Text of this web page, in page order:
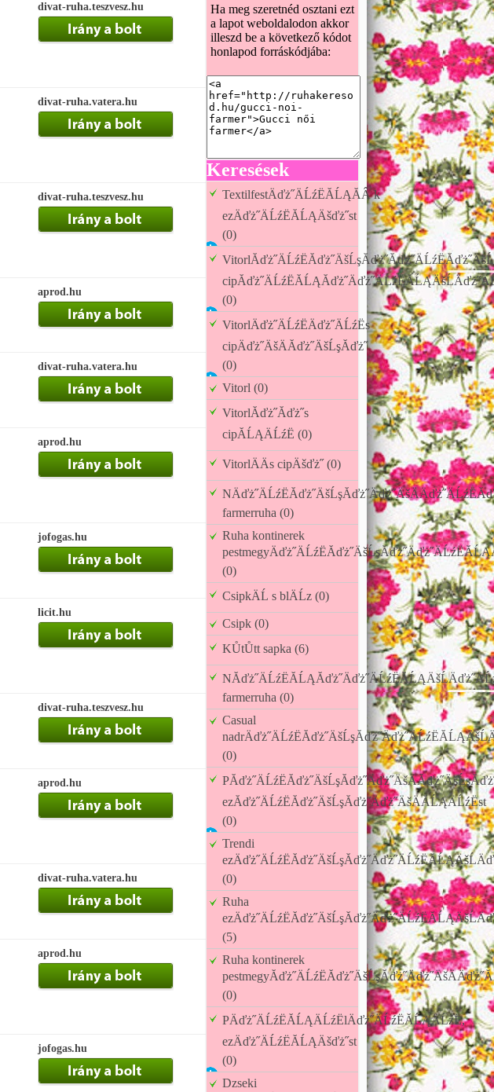
divat-ruha.teszvesz.hu
divat-ruha.vatera.hu
divat-ruha.teszvesz.hu
aprod.hu
divat-ruha.vatera.hu
aprod.hu
jofogas.hu
licit.hu
divat-ruha.teszvesz.hu
aprod.hu
divat-ruha.vatera.hu
aprod.hu
jofogas.hu
Ha meg szeretnéd osztani ezt
a lapot weboldalodon akkor
illeszd be a következő kódot
honlapod forráskódjába:
Keresések
TextilfestÄďż˝ÄĹźËĂĹĄĂÂ k
ezÄďż˝ÄĹźËĂĹĄÄšďż˝st
(0)
(0)
VitorlÄďż˝ÄĹźËÄďż˝ÄĹźËs
cipÄďż˝ÄšÄĂďż˝ÄšĹşĂďż˝
(0)
Vitorl (0)
VitorlĂďż˝Ăďż˝s
cipĂĹĄÄĹźË (0)
VitorlÄÄs cipÄšďż˝ (0)
farmerruha (0)
Ruha kontinerek
(0)
CsipkÄĹ s blÄĹz (0)
Csipk (0)
KŮtŮtt sapka (6)
farmerruha (0)
Casual
(0)
ezĂďż˝ÄĹźËĂďż˝ÄšĹşĂďż˝Äďż˝ÄšÄĂĹĄÄĹźËst
(0)
Trendi
(0)
Ruha
(5)
Ruha kontinerek
(0)
PÄďż˝ÄĹźËĂĹĄÄĹźËlÄďż˝ÄĹźËĂĹĄÄĹźË,
ezÄďż˝ÄĹźËĂĹĄÄšďż˝st
(0)
Dzseki